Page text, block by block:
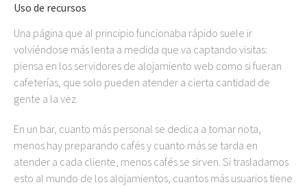
Uso de recursos
Una página que al principio funcionaba rápido suele ir
volviéndose más lenta a medida que va captando visitas:
piensa en los servidores de alojamiento web como si fueran
cafeterías, que solo pueden atender a cierta cantidad de
gente a la vez.
En un bar, cuanto más personal se dedica a tomar nota,
menos hay preparando cafés y cuanto más se tarda en
atender a cada cliente, menos cafés se sirven. Si trasladamos
esto al mundo de los alojamientos, cuantos más usuarios tiene